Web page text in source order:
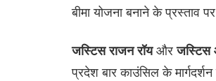
बीमा योजना बनाने के प्रस्ताव
जस्टिस राजन रॉयऔरजस्टिस
प्रदेश बार काउंसिल के